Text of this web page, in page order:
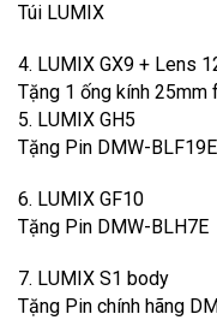
Túi LUMIX
4. LUMIX GX9 + Lens
Tặng 1 ống kính 25mm
5. LUMIX GH5
Tặng Pin DMW-
6. LUMIX GF10
Tặng Pin DMW-BLH7E
7. LUMIX S1 body
Tặng Pin chính hãng